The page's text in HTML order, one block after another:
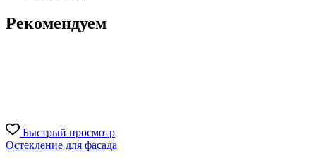
Рекомендуем
Быстрый просмотр
Остекление для фасада